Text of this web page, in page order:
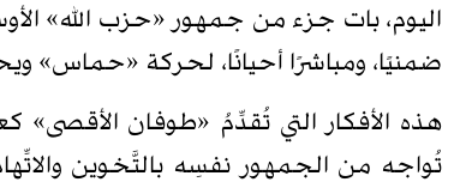
اليوم، بات جزء من جمهور «حزب الله»
ضمنيًا، ومباشرًا أحيانًا، لحركة «حماس»
هذه الأفكار التي تُقدِّمُ «طوفان
تُواجه من الجمهور نفسِه بالتَّخوين